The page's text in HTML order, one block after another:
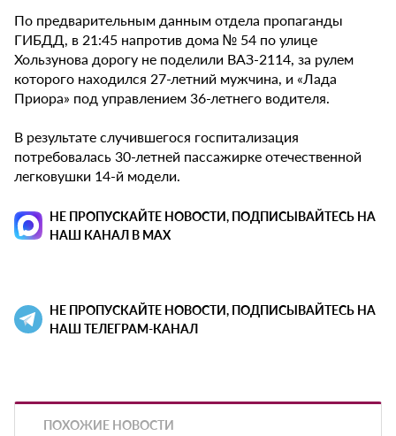
По предварительным данным отдела пропаганды
ГИБДД, в 21:45 напротив дома № 54 по улице
Хользунова дорогу не поделили ВАЗ-2114, за рулем
которого находился 27-летний мужчина, и «Лада
Приора» под управлением 36-летнего водителя.
В результате случившегося госпитализация
потребовалась 30-летней пассажирке отечественной
легковушки 14-й модели.
НЕ ПРОПУСКАЙТЕ НОВОСТИ, ПОДПИСЫВАЙТЕСЬ НА
НАШ КАНАЛ В MAX
НЕ ПРОПУСКАЙТЕ НОВОСТИ, ПОДПИСЫВАЙТЕСЬ НА
НАШ ТЕЛЕГРАМ-КАНАЛ
ПОХОЖИЕ НОВОСТИ